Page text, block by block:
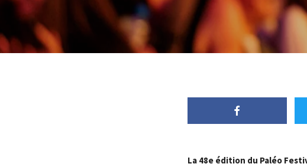
La 48e édition du Paléo